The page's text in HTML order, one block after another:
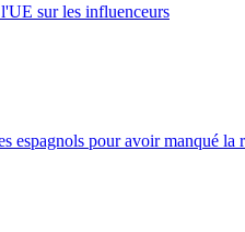
sur les influenceurs
espagnols pour avoir manqué la